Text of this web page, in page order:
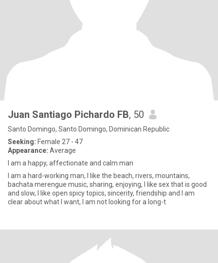
Juan Santiago Pichardo FB, 50
Santo Domingo, Santo Domingo, Dominican Republic
Seeking: Female 27 - 47
Appearance: Average
I am a happy, affectionate and calm man
I am a hard-working man, I like the beach, rivers, mountains,
bachata merengue music, sharing, enjoying, I like sex that is good
and slow, I like open spicy topics, sincerity, friendship and I am
clear about what I want, I am not looking for a long-t